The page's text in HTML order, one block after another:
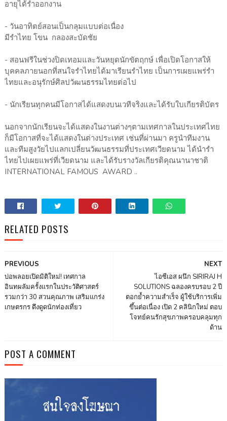
อายุได้รำออกงาน
- วันอาทิตย์สอนเป็นกลุมแบบต่อเนื่อง
มีรำไทย โขน กลองสะบัดชัย
- สอนฟรีในช่วงปิดเทอมและวันหยุดนักขัตฤกษ์ เพื่อเปิดโอกาสให้
บุคคลภายนอกที่สนใจรำไทยได้มาเรียนรำไทย เป็นการเผยแพร่รำ
ไทยและอนุรักษ์ศิลปวัฒนธรรมไทยต่อไป
- นักเรียนทุกคนมีโอกาสได้แสดงบนเวทีจริงและได้รับใบเกียรติบัตร
นอกจากนักเรียนจะได้แสดงในงานต่างๆตามเทศกาลในประเทศไทย
ก็มีโอกาสที่จะได้แสดงในต่างประเทศ เช่นที่ผ่านมา ครูนำทีมงาน
และทีมสูงวัยไปแลกเปลี่ยนวัฒนธรรมที่ประเทศเวียดนาม ได้นำรำ
ไทยไปเผยแพร่ที่เวียดนาม และได้รับรางวัลเกียรติคุณนานาชาติ
INTERNATIONAL FAMOUS AWARD ..
RELATED POSTS
NEXT
ไอซีเอส ผนึก SIRIRAJ H
SOLUTIONS ฉลองครบรอบ 2 ปี
ตอกย้ำความสำเร็จ ผู้ใช้บริการเพิ่ม
ขึ้นต่อเนื่อง เปิด 2 คลินิกใหม่ ตอบ
โจทย์คนรักสุขภาพครอบคลุมทุก
ด้าน
PREVIOUS
บ่อพลอยเปิดมิติใหม่! เทศกาล
อินทผลัมครั้งแรกในประวัติศาสตร์
รวมกว่า 30 สวนคุณภาพ เสริมแกร่ง
เกษตรกร ดึงดูดนักท่องเที่ยว
POST A COMMENT